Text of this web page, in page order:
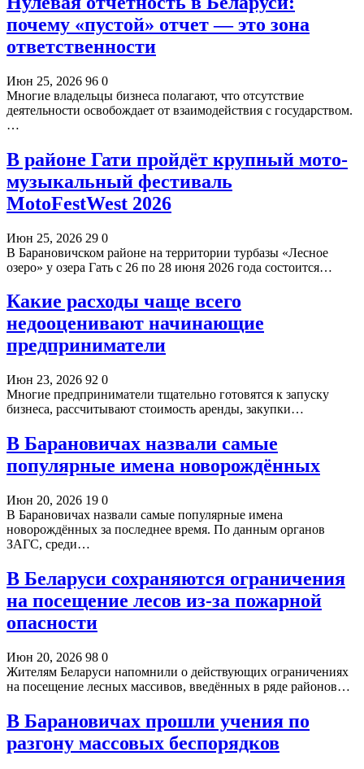
почему «пустой» отчет — это зона
ответственности
Июн 25, 2026 96 0
Многие владельцы бизнеса полагают, что отсутствие
деятельности освобождает от взаимодействия с государством.
…
В районе Гати пройдёт крупный мото-
музыкальный фестиваль
MotoFestWest 2026
Июн 25, 2026 29 0
В Барановичском районе на территории турбазы «Лесное
озеро» у озера Гать с 26 по 28 июня 2026 года состоится…
Какие расходы чаще всего
недооценивают начинающие
предприниматели
Июн 23, 2026 92 0
Многие предприниматели тщательно готовятся к запуску
бизнеса, рассчитывают стоимость аренды, закупки…
В Барановичах назвали самые
популярные имена новорождённых
Июн 20, 2026 19 0
В Барановичах назвали самые популярные имена
новорождённых за последнее время. По данным органов
ЗАГС, среди…
В Беларуси сохраняются ограничения
на посещение лесов из-за пожарной
опасности
Июн 20, 2026 98 0
Жителям Беларуси напомнили о действующих ограничениях
на посещение лесных массивов, введённых в ряде районов…
В Барановичах прошли учения по
разгону массовых беспорядков